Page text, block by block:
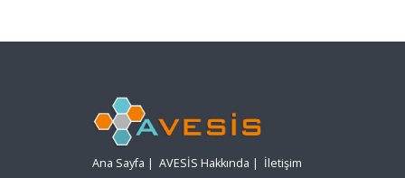
Ana Sayfa | AVESİS Hakkında | İletişim